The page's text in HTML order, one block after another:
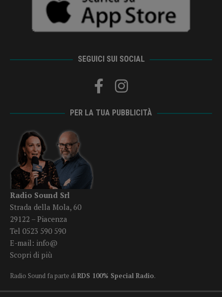
SEGUICI SUI SOCIAL
PER LA TUA PUBBLICITÀ
Radio Sound Srl
Strada della Mola, 60
29122 – Piacenza
Tel 0523 590 590
E-mail: info@
Scopri di più
Radio Sound fa parte diRDS 100% Special Radio.